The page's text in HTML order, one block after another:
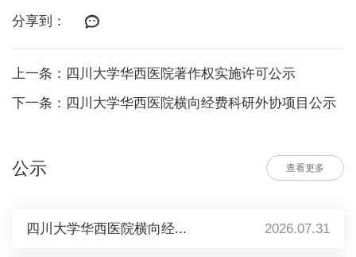
分享到：
上一条：四川大学华西医院著作权实施许可公示
下一条：四川大学华西医院横向经费科研外协项目公示
公示 查看更多
四川大学华西医院横向经... 2026.07.31